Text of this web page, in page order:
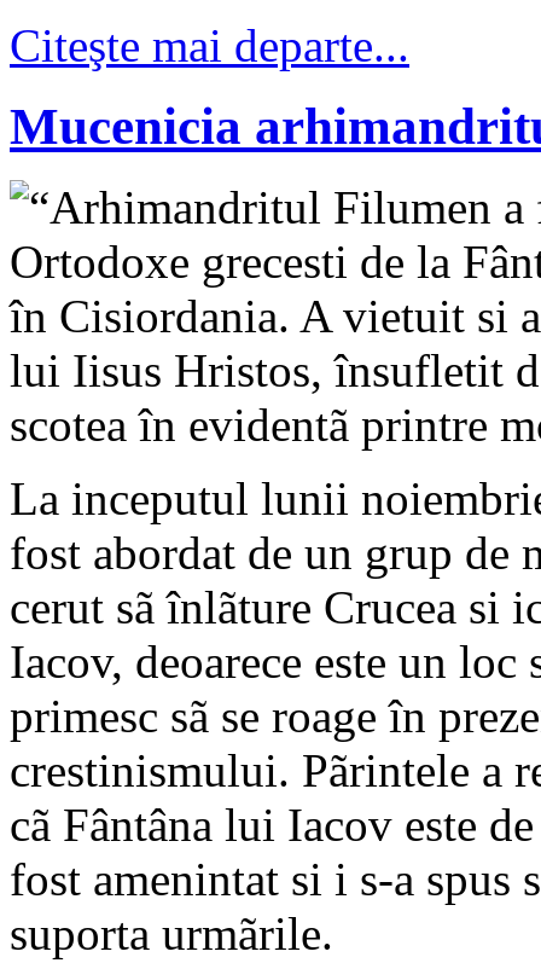
Citeşte mai departe...
Mucenicia
“Arhimandritul Filumen
Ortodoxe grecesti de la
în Cisiordania. A vietuit si
lui Iisus Hristos, însufletit
scotea în evidentã printre
La inceputul lunii
fost abordat de un grup
cerut sã înlãture Crucea si
Iacov, deoarece este un
primesc sã se roage în
crestinismului. Pãrintele a
cã Fântâna lui Iacov este
fost amenintat si i s-a spus
suporta urmãrile.